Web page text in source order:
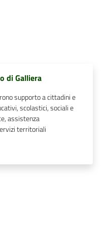
di Galliera
supporto a cittadini e
scolastici, sociali e
assistenza
territoriali